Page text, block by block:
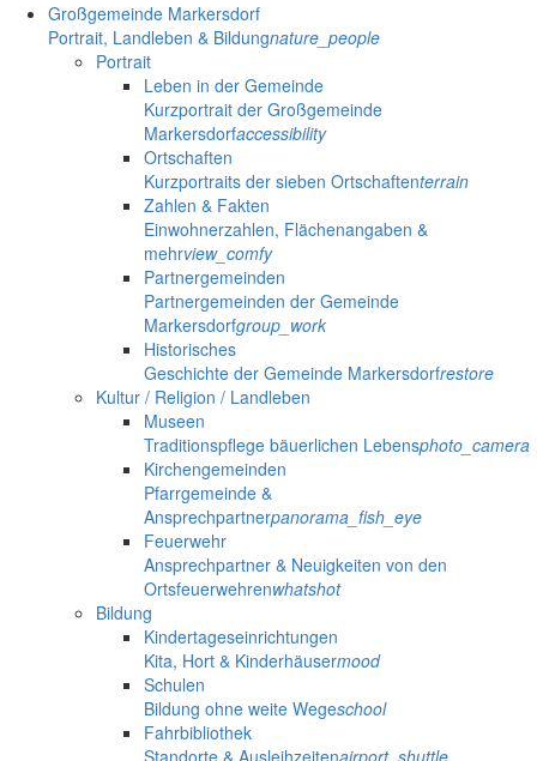
Großgemeinde Markersdorf
Portrait, Landleben & Bildungnature_people
Portrait
Leben in der Gemeinde
Kurzportrait der Großgemeinde
Markersdorfaccessibility
Ortschaften
Kurzportraits der sieben Ortschaftenterrain
Zahlen & Fakten
Einwohnerzahlen, Flächenangaben &
mehrview_comfy
Partnergemeinden
Partnergemeinden der Gemeinde
Markersdorfgroup_work
Historisches
Geschichte der Gemeinde Markersdorfrestore
Kultur / Religion / Landleben
Museen
Traditionspflege bäuerlichen Lebensphoto_camera
Kirchengemeinden
Pfarrgemeinde &
Ansprechpartnerpanorama_fish_eye
Feuerwehr
Ansprechpartner & Neuigkeiten von den
Ortsfeuerwehrenwhatshot
Bildung
Kindertageseinrichtungen
Kita, Hort & Kinderhäusermood
Schulen
Bildung ohne weite Wegeschool
Fahrbibliothek